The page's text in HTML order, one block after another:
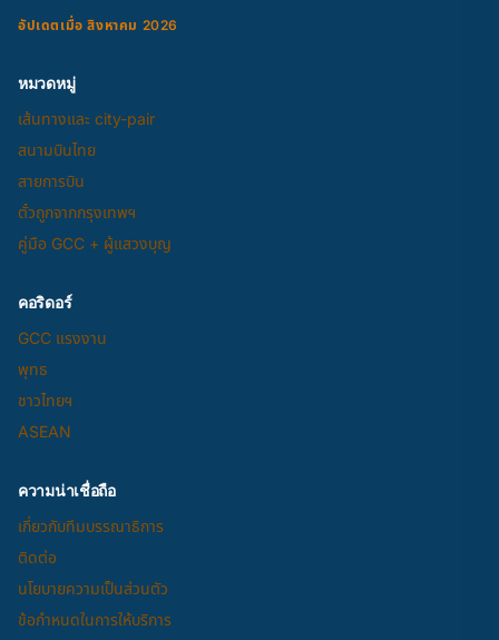
อัปเดตเมื่อ สิงหาคม 2026
หมวดหมู่
เส้นทางและ city-pair
สนามบินไทย
สายการบิน
ตั๋วถูกจากกรุงเทพฯ
คู่มือ GCC + ผู้แสวงบุญ
คอริดอร์
GCC แรงงาน
พุทธ
ชาวไทยฯ
ASEAN
ความน่าเชื่อถือ
เกี่ยวกับทีมบรรณาธิการ
ติดต่อ
นโยบายความเป็นส่วนตัว
ข้อกำหนดในการให้บริการ